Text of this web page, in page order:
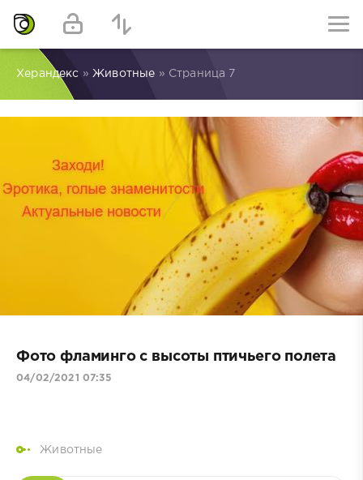
Херандекс » Животные » Страница 7
Фото фламинго с высоты птичьего полета
04/02/2021 07:35
Животные